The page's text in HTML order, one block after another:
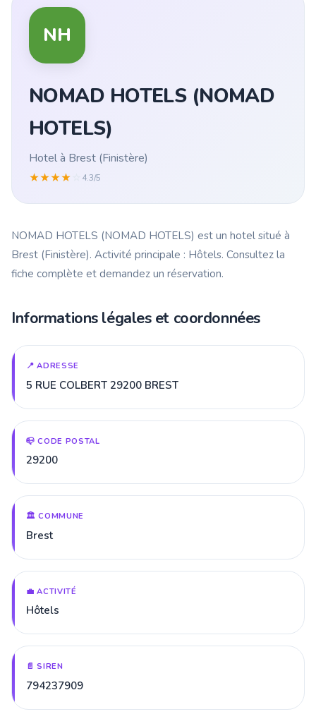
NH
NOMAD HOTELS (NOMAD
HOTELS)
Hotel à Brest (Finistère)
★★★★ 4.3/5
NOMAD HOTELS (NOMAD HOTELS) est un hotel situé à
Brest (Finistère). Activité principale : Hôtels. Consultez la
fiche complète et demandez un réservation.
Informations légales et coordonnées
📍 ADRESSE
5 RUE COLBERT 29200 BREST
📪 CODE POSTAL
29200
🏛️ COMMUNE
Brest
💼 ACTIVITÉ
Hôtels
📄 SIREN
794237909